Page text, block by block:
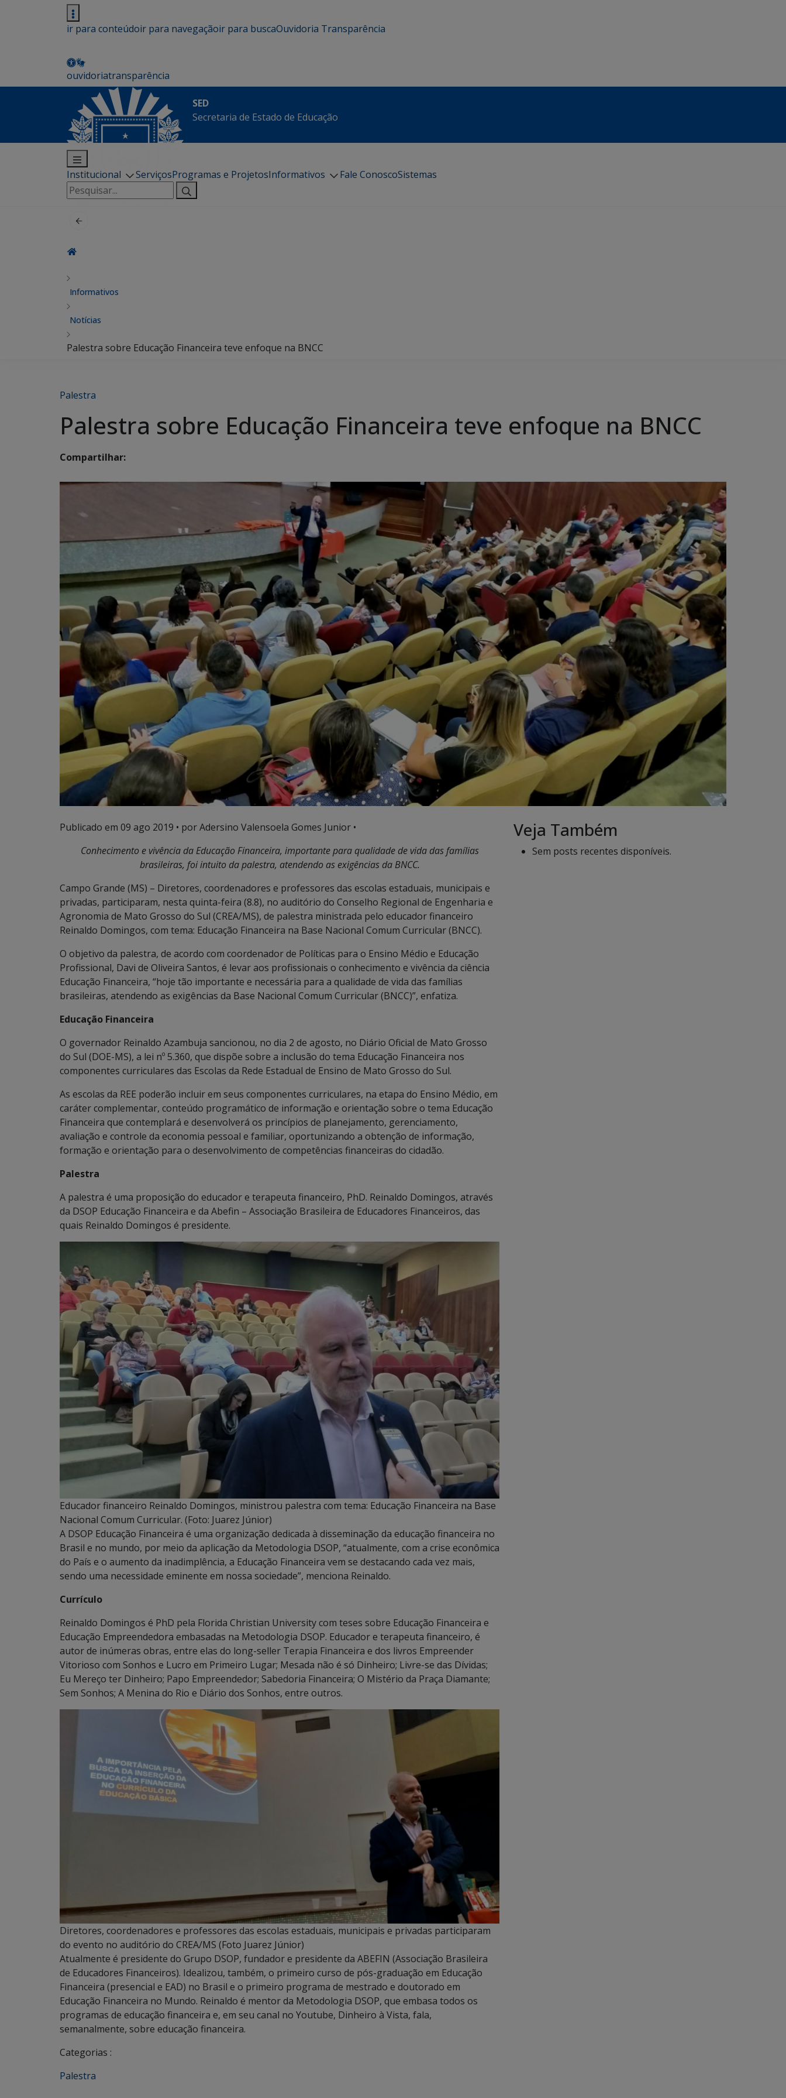
ir para conteúdoir para navegaçãoir para buscaOuvidoria Transparência
ouvidoriatransparência
SED
Secretaria de Estado de Educação
Institucional ServiçosProgramas e ProjetosInformativos Fale ConoscoSistemas
Pesquisar
por:
Informativos
Notícias
Palestra sobre Educação Financeira teve enfoque na BNCC
Palestra
Palestra sobre Educação Financeira teve enfoque na BNCC
Compartilhar:
Publicado em 09 ago 2019 • por Adersino Valensoela Gomes Junior •
Conhecimento e vivência da Educação Financeira, importante para qualidade de vida das famílias
brasileiras, foi intuito da palestra, atendendo as exigências da BNCC.
Campo Grande (MS) – Diretores, coordenadores e professores das escolas estaduais, municipais e
privadas, participaram, nesta quinta-feira (8.8), no auditório do Conselho Regional de Engenharia e
Agronomia de Mato Grosso do Sul (CREA/MS), de palestra ministrada pelo educador financeiro
Reinaldo Domingos, com tema: Educação Financeira na Base Nacional Comum Curricular (BNCC).
O objetivo da palestra, de acordo com coordenador de Políticas para o Ensino Médio e Educação
Profissional, Davi de Oliveira Santos, é levar aos profissionais o conhecimento e vivência da ciência
Educação Financeira, “hoje tão importante e necessária para a qualidade de vida das famílias
brasileiras, atendendo as exigências da Base Nacional Comum Curricular (BNCC)”, enfatiza.
Educação Financeira
O governador Reinaldo Azambuja sancionou, no dia 2 de agosto, no Diário Oficial de Mato Grosso
do Sul (DOE-MS), a lei nº 5.360, que dispõe sobre a inclusão do tema Educação Financeira nos
componentes curriculares das Escolas da Rede Estadual de Ensino de Mato Grosso do Sul.
As escolas da REE poderão incluir em seus componentes curriculares, na etapa do Ensino Médio, em
caráter complementar, conteúdo programático de informação e orientação sobre o tema Educação
Financeira que contemplará e desenvolverá os princípios de planejamento, gerenciamento,
avaliação e controle da economia pessoal e familiar, oportunizando a obtenção de informação,
formação e orientação para o desenvolvimento de competências financeiras do cidadão.
Palestra
A palestra é uma proposição do educador e terapeuta financeiro, PhD. Reinaldo Domingos, através
da DSOP Educação Financeira e da Abefin – Associação Brasileira de Educadores Financeiros, das
quais Reinaldo Domingos é presidente.
Educador financeiro Reinaldo Domingos, ministrou palestra com tema: Educação Financeira na Base
Nacional Comum Curricular. (Foto: Juarez Júnior)
A DSOP Educação Financeira é uma organização dedicada à disseminação da educação financeira no
Brasil e no mundo, por meio da aplicação da Metodologia DSOP, “atualmente, com a crise econômica
do País e o aumento da inadimplência, a Educação Financeira vem se destacando cada vez mais,
sendo uma necessidade eminente em nossa sociedade”, menciona Reinaldo.
Currículo
Reinaldo Domingos é PhD pela Florida Christian University com teses sobre Educação Financeira e
Educação Empreendedora embasadas na Metodologia DSOP. Educador e terapeuta financeiro, é
autor de inúmeras obras, entre elas do long-seller Terapia Financeira e dos livros Empreender
Vitorioso com Sonhos e Lucro em Primeiro Lugar; Mesada não é só Dinheiro; Livre-se das Dívidas;
Eu Mereço ter Dinheiro; Papo Empreendedor; Sabedoria Financeira; O Mistério da Praça Diamante;
Sem Sonhos; A Menina do Rio e Diário dos Sonhos, entre outros.
Diretores, coordenadores e professores das escolas estaduais, municipais e privadas participaram
do evento no auditório do CREA/MS (Foto Juarez Júnior)
Atualmente é presidente do Grupo DSOP, fundador e presidente da ABEFIN (Associação Brasileira
de Educadores Financeiros). Idealizou, também, o primeiro curso de pós-graduação em Educação
Financeira (presencial e EAD) no Brasil e o primeiro programa de mestrado e doutorado em
Educação Financeira no Mundo. Reinaldo é mentor da Metodologia DSOP, que embasa todos os
programas de educação financeira e, em seu canal no Youtube, Dinheiro à Vista, fala,
semanalmente, sobre educação financeira.
Categorias :
Palestra
Veja Também
Sem posts recentes disponíveis.